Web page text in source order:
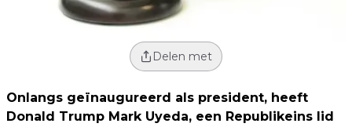
Delen met
Onlangs geïnaugureerd als president, heeft
Donald Trump Mark Uyeda, een Republikeins lid